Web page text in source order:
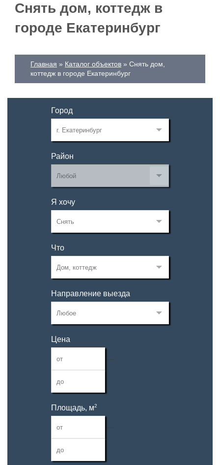
Снять дом, коттедж в
городе Екатеринбург
Главная Каталог объектов
Снять дом,
коттедж в городе Екатеринбург
Город
Район
Я хочу
Что
Направление выезда
Цена
—
Площадь, м2
—